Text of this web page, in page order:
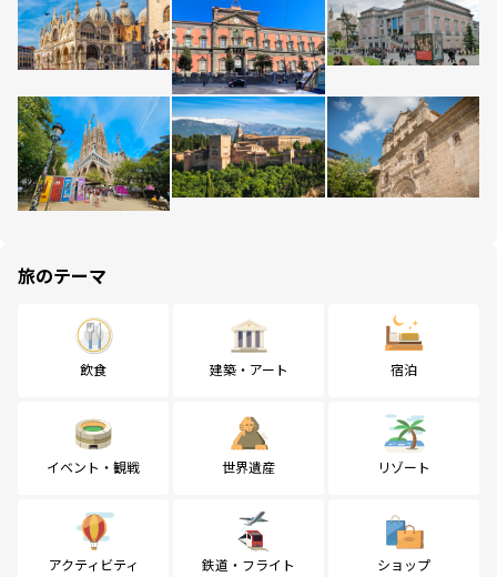
旅のテーマ
飲食 建築・アート 宿泊
イベント・観戦 世界遺産 リゾート
アクティビティ 鉄道・フライト ショップ